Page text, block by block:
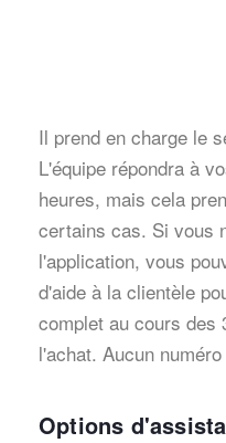
Il prend en charge le
L'équipe répondra à
heures, mais cela
certains cas. Si vous
l'application, vous
d'aide à la clientèle
complet au cours des
l'achat. Aucun
Options